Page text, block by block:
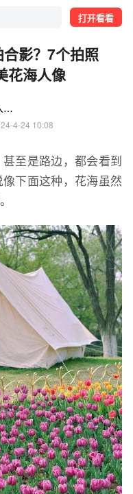
打开看看
影？7个拍照
花海人像
摄影技巧入门教程
4-24 10:08
至是路边，都会看到
下面这种，花海虽然